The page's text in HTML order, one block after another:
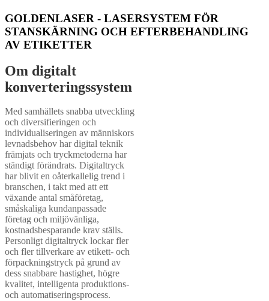
GOLDENLASER - LASERSYSTEM FÖR
STANSKÄRNING OCH EFTERBEHANDLING
AV ETIKETTER
Om digitalt
konverteringssystem
Med samhällets snabba utveckling
och diversifieringen och
individualiseringen av människors
levnadsbehov har digital teknik
främjats och tryckmetoderna har
ständigt förändrats. Digitaltryck
har blivit en oåterkallelig trend i
branschen, i takt med att ett
växande antal småföretag,
småskaliga kundanpassade
företag och miljövänliga,
kostnadsbesparande krav ställs.
Personligt digitaltryck lockar fler
och fler tillverkare av etikett- och
förpackningstryck på grund av
dess snabbare hastighet, högre
kvalitet, intelligenta produktions-
och automatiseringsprocess.